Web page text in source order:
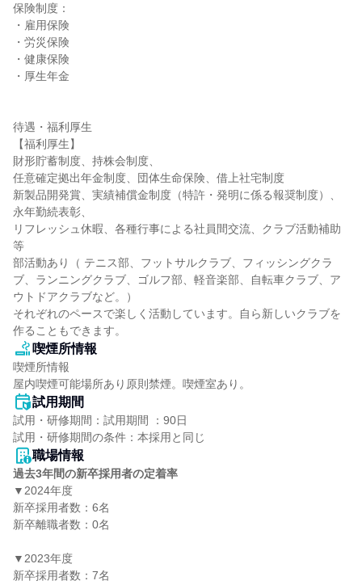
保険制度：
・雇用保険
・労災保険
・健康保険
・厚生年金
待遇・福利厚生
【福利厚生】
財形貯蓄制度、持株会制度、
任意確定拠出年金制度、団体生命保険、借上社宅制度
新製品開発賞、実績補償金制度（特許・発明に係る報奨制度）、
永年勤続表彰、
リフレッシュ休暇、各種行事による社員間交流、クラブ活動補助
等
部活動あり（ テニス部、フットサルクラブ、フィッシングクラ
ブ、ランニングクラブ、ゴルフ部、軽音楽部、自転車クラブ、ア
ウトドアクラブなど。）
それぞれのペースで楽しく活動しています。自ら新しいクラブを
作ることもできます。
喫煙所情報
喫煙所情報
屋内喫煙可能場所あり原則禁煙。喫煙室あり。
試用期間
試用・研修期間：試用期間 ：90日
職場情報
過去3年間の新卒採用者の定着率
▼2024年度
新卒採用者数：6名
新卒離職者数：0名
▼2023年度
新卒採用者数：7名